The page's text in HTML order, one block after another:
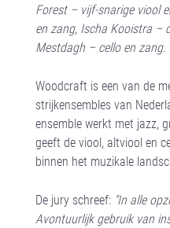
Forest – vijf-snarige viool
en zang, Ischa Kooistra –
Mestdagh – cello en zang.
Woodcraft is een van de
strijkensembles van
ensemble werkt met jazz,
geeft de viool, altviool en
binnen het muzikale
De jury schreef: “In alle
Avontuurlijk gebruik van